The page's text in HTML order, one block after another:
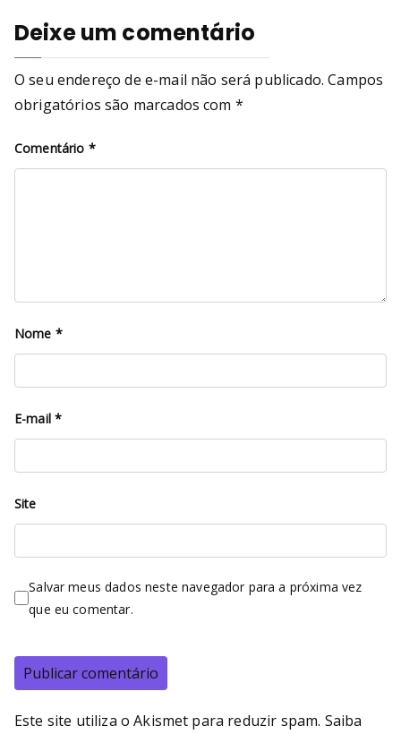
Deixe um comentário
O seu endereço de e-mail não será publicado. Campos
obrigatórios são marcados com *
Comentário *
Nome *
E-mail*
Site
Salvar meus dados neste navegador para a próxima vez
que eu comentar.
Este site utiliza o Akismet para reduzir spam. Saiba